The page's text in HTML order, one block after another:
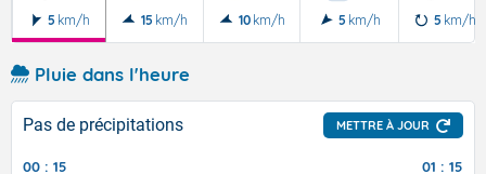
5 km/h 15 km/h 10 km/h 5 km/h 5 km/h
Pluie dans l'heure
Pas de précipitations METTRE À JOUR
00 : 15 01 : 15